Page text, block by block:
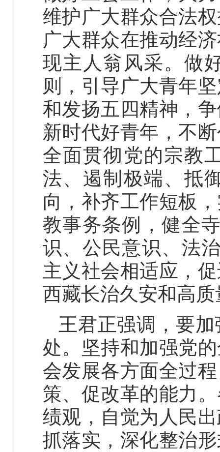
维护广大群众合法
广大群众在推动经
现主人翁风采。做
则，引导广大青年
和发扬五四精神，
新时代好青年，不
全面贯彻党的宗教
法、遏制极端、抵
向，补齐工作短板
教事务条例，健全
识、公民意识、法
主义社会相适应，
西藏长治久安和高
王君正强调，要
处。坚持和加强党
会发展各方面全过
策、促改革的能力
绩观，自觉为人民
抓落实，深化整治